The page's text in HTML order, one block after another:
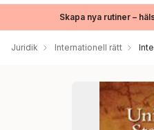
Skapa nya rutiner –
Juridik Internationell rätt